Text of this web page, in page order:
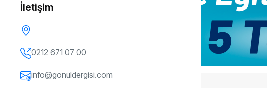
İletişim
0212 671 07 00
info@gonuldergisi.com